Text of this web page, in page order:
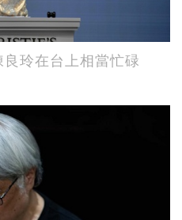
玲在台上相當忙碌